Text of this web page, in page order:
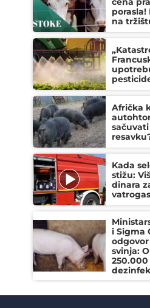
porasla!
na
Afrička
Kada
stižu:
dinara
i Sigma
svinja: